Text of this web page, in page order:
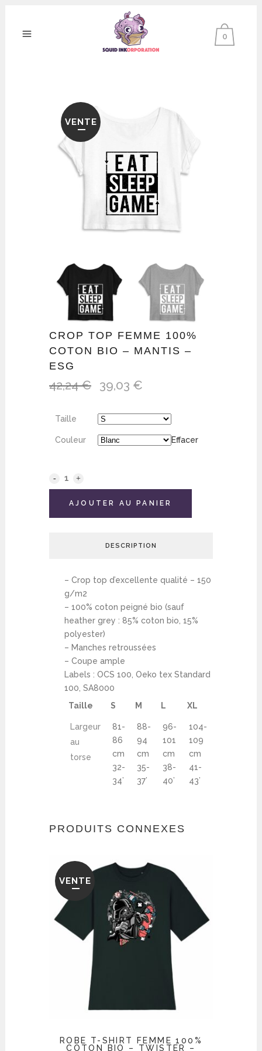
0
VENTE
CROP TOP FEMME 100%
COTON BIO – MANTIS –
ESG
42,24€
Le
était :
42,24 €.
39,03 €
est :
39,03 €.
Taille
Couleur Effacer
AJOUTER AU PANIER
DESCRIPTION
– Crop top d’excellente qualité – 150
g/m2
– 100% coton peigné bio (sauf
heather grey : 85% coton bio, 15%
polyester)
– Manches retroussées
– Coupe ample
Labels : OCS 100, Oeko tex Standard
100, SA8000
Taille
S M L XL
Largeur
au
torse
81-
86
cm
32-
34’
88-
94
cm
35-
37’
96-
101
cm
38-
40’
104-
109
cm
41-
43’
PRODUITS CONNEXES
VENTE
ROBE T-SHIRT FEMME 100%
COTON BIO – TWISTER –